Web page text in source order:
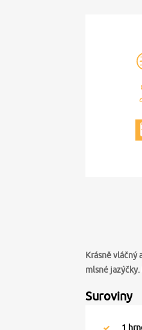
Krásně vláčný
mlsné
Suroviny
1